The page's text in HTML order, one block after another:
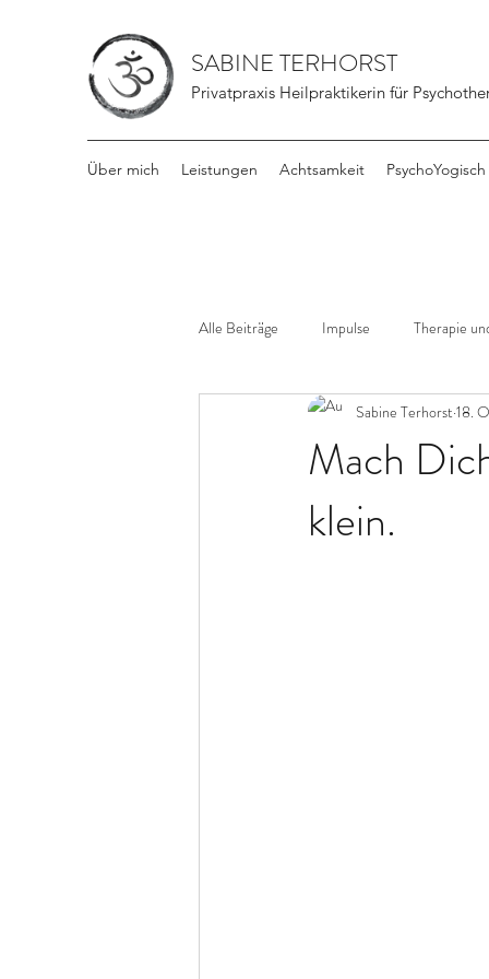
SABINE TERHORST
Privatpraxis Heilpraktikerin für
Über mich Leistungen Achtsamkeit PsychoYogisch
Alle Beiträge Impulse Therapie
Mach
klein.
Sabine Terhorst 18.